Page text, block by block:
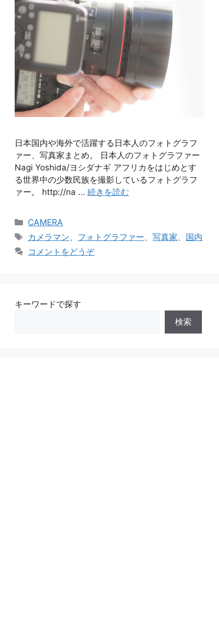
日本国内や海外で活躍する日本人のフォトグラフ
ァー、写真家まとめ。 日本人のフォトグラファー
Nagi Yoshida/ヨシダナギ アフリカをはじめとす
る世界中の少数民族を撮影しているフォトグラフ
ァー。 http://na … 続きを読む
カ
テ
リ
CAMERA
タ
グ
カメラマン、 フォトグラファー、写真家、 国内
コメントをどうぞ
キーワードで探す
検索